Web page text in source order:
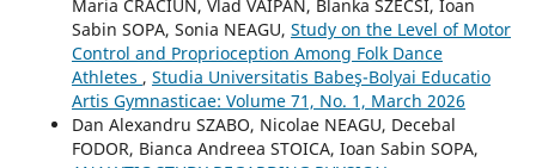
Maria CRĂCIUN, Vlad VAIPAN, Blanka SZÉCSI, Ioan
Sabin SOPA, Sonia NEAGU, Study on the Level of Motor
Control and Proprioception Among Folk Dance
Athletes , Studia Universitatis Babeş-Bolyai Educatio
Artis Gymnasticae: Volume 71, No. 1, March 2026
Dan Alexandru SZABO, Nicolae NEAGU, Decebal
FODOR, Bianca Andreea STOICA, Ioan Sabin SOPA,